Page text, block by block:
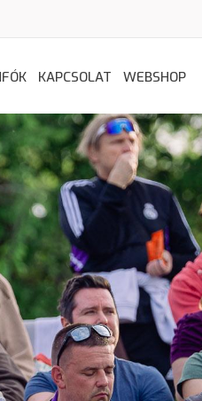
KAPCSOLAT WEBSHOP